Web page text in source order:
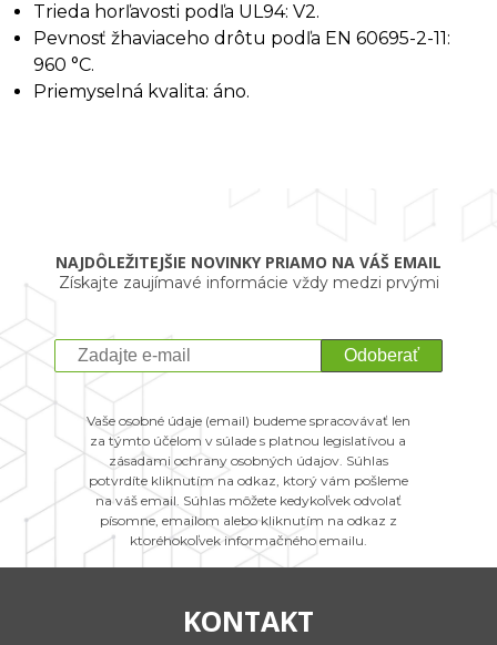
Trieda horľavosti podľa UL94: V2.
Pevnosť žhaviaceho drôtu podľa EN 60695-2-11:
960 °C.
Priemyselná kvalita: áno.
NAJDÔLEŽITEJŠIE NOVINKY PRIAMO NA VÁŠ EMAIL
Získajte zaujímavé informácie vždy medzi prvými
Odoberať
Vaše osobné údaje (email) budeme spracovávať len
za týmto účelom v súlade s platnou legislatívou a
zásadami ochrany osobných údajov. Súhlas
potvrdíte kliknutím na odkaz, ktorý vám pošleme
na váš email. Súhlas môžete kedykoľvek odvolať
písomne, emailom alebo kliknutím na odkaz z
ktoréhokoľvek informačného emailu.
KONTAKT